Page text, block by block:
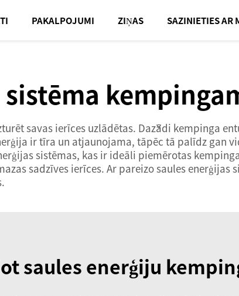
PAKALPOJUMI ZIŅAS SAZINIETIES AR
savas ierīces uzlādētas. Dažādi kempinga
ir tīra un atjaunojama, tāpēc tā palīdz gan
sistēmas, kas ir ideāli piemērotas
sadzīves ierīces. Ar pareizo saules enerģijas
saules enerģiju